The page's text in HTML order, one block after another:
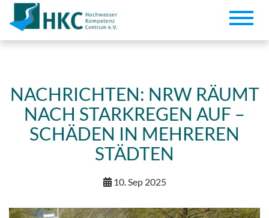
Toggle
NACHRICHTEN: NRW RÄUMT
NACH STARKREGEN AUF –
SCHÄDEN IN MEHREREN
STÄDTEN
10. Sep 2025